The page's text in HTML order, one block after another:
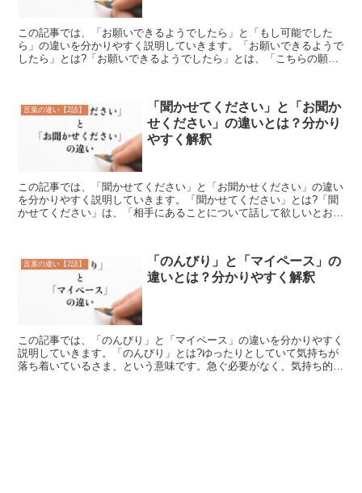
この記事では、「お願いできるようでしたら」と「もし可能でした
ら」の違いを分かりやすく説明していきます。「お願いできるようで
したら」とは?「お願いできるようでしたら」とは、「こちらの願い
言葉の違い【2語】
「聞かせてください」と「お聞か
せください」の違いとは？分かり
やすく解釈
この記事では、「聞かせてください」と「お聞かせください」の違い
を分かりやすく説明していきます。「聞かせてください」とは?「聞
かせてください」は、「相手にあることについて話して欲しいとお願
言葉の違い【2語】
「のんびり」と「マイペース」の
違いとは？分かりやすく解釈
この記事では、「のんびり」と「マイペース」の違いを分かりやすく
説明していきます。「のんびり」とは?ゆったりとしていて気持ちが
落ち着いているさま、という意味です。急ぐ必要がなく、気持ち的に